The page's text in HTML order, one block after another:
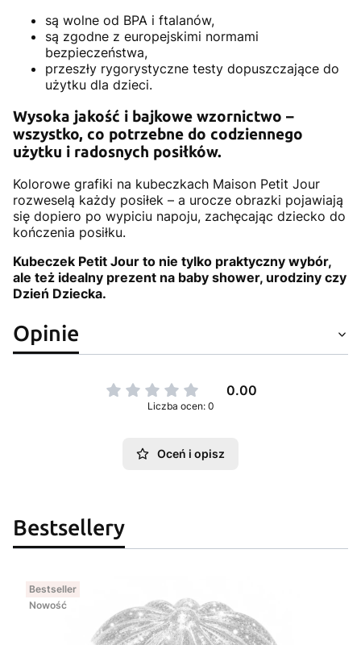
są wolne od BPA i ftalanów,
są zgodne z europejskimi normami
bezpieczeństwa,
przeszły rygorystyczne testy dopuszczające do
użytku dla dzieci.
Wysoka jakość i bajkowe wzornictwo –
wszystko, co potrzebne do codziennego
użytku i radosnych posiłków.
Kolorowe grafiki na kubeczkach Maison Petit Jour
rozweselą każdy posiłek – a urocze obrazki pojawiają
się dopiero po wypiciu napoju, zachęcając dziecko do
kończenia posiłku.
Kubeczek Petit Jour to nie tylko praktyczny wybór,
ale też idealny prezent na baby shower, urodziny czy
Dzień Dziecka.
Opinie
0.00
Liczba ocen: 0
Oceń i opisz
Bestsellery
Bestseller
Nowość